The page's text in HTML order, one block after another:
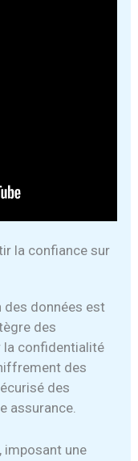
la confiance sur
des données est
des
confidentialité
des
des
assurance.
imposant une